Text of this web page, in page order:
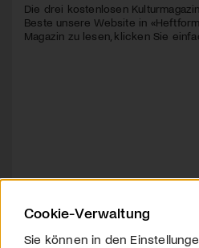
Die drei kostenlosen
Beste unsere Website in
Magazin zu lesen, klicken Sie
Cookie-Verwaltung
Sie können in den